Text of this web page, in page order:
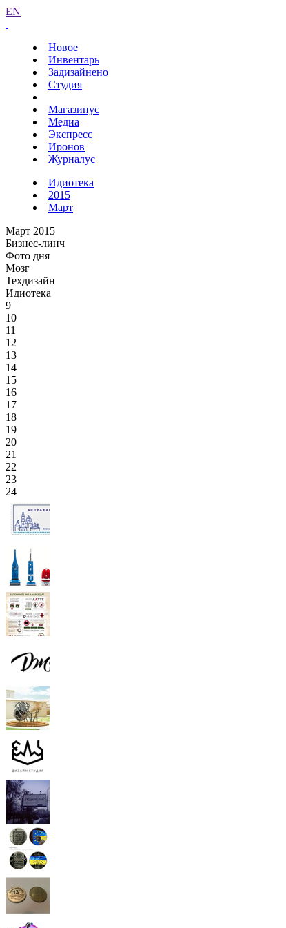
EN
Новое
Инвентарь
Задизайнено
Студия
Магазинус
Медиа
Экспресс
Иронов
Журналус
Идиотека
2015
Март
Март 2015
Бизнес-линч
Фото дня
Мозг
Техдизайн
Идиотека
9
10
11
12
13
14
15
16
17
18
19
20
21
22
23
24